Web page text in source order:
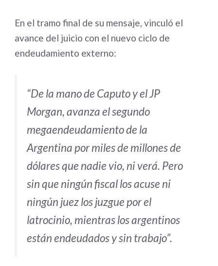
En el tramo final de su mensaje, vinculó el
avance del juicio con el nuevo ciclo de
endeudamiento externo:
“De la mano de Caputo y el JP
Morgan, avanza el segundo
megaendeudamiento de la
Argentina por miles de millones de
dólares que nadie vio, ni verá. Pero
sin que ningún fiscal los acuse ni
ningún juez los juzgue por el
latrocinio, mientras los argentinos
están endeudados y sin trabajo”.